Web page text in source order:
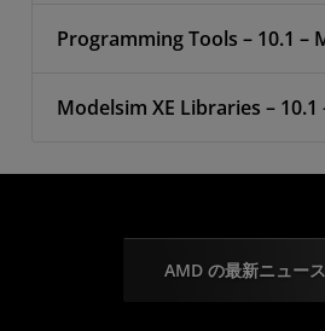
Programming Tools – 10.1 –
Modelsim XE Libraries – 10.1
AMD の最新ニュー